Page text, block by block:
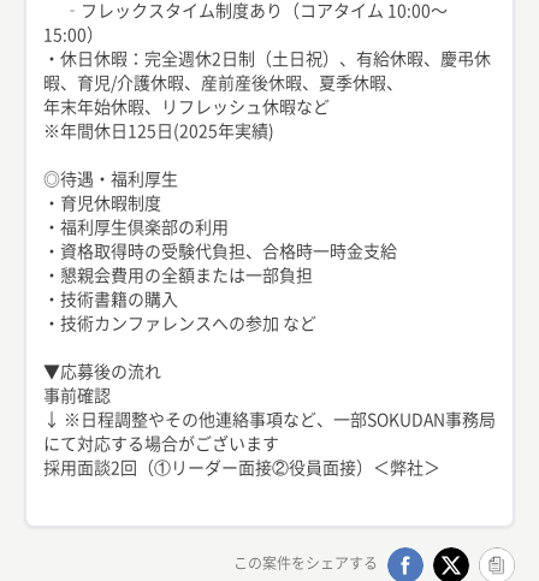
‐フレックスタイム制度あり（コアタイム 10:00〜
15:00）
・休日休暇：完全週休2日制（土日祝）、有給休暇、慶弔休
暇、育児/介護休暇、産前産後休暇、夏季休暇、
年末年始休暇、リフレッシュ休暇など
※年間休日125日(2025年実績)
◎待遇・福利厚生
・育児休暇制度
・福利厚生倶楽部の利用
・資格取得時の受験代負担、合格時一時金支給
・懇親会費用の全額または一部負担
・技術書籍の購入
・技術カンファレンスへの参加 など
▼応募後の流れ
事前確認
↓ ※日程調整やその他連絡事項など、一部SOKUDAN事務局
にて対応する場合がございます
採用面談2回（①リーダー面接②役員面接）＜弊社＞
この案件をシェアする